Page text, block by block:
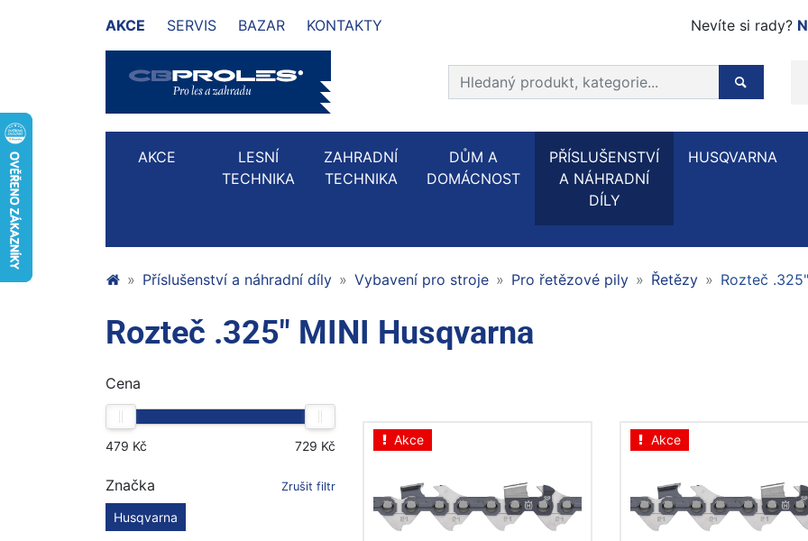
AKCE SERVIS BAZAR KONTAKTY Nevíte si rady?
Prohledat web
Hledaný
AKCE
LESNÍ
TECHNIKA
ZAHRADNÍ
TECHNIKA
DŮM A
DOMÁCNOST
PŘÍSLUŠENSTVÍ
A NÁHRADNÍ
DÍLY
HUSQVARNA
Příslušenství a náhradní díly Vybavení pro stroje Pro řetězové pily Řetězy Rozteč
Rozteč .325" MINI Husqvarna
Cena
Značka Zrušit filtr
Husqvarna
Akce Akce